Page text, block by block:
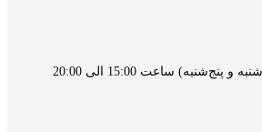
ساعت 15:00 الی 20:00